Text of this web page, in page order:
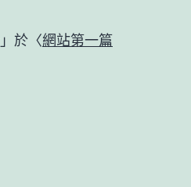
」於〈網站第一篇